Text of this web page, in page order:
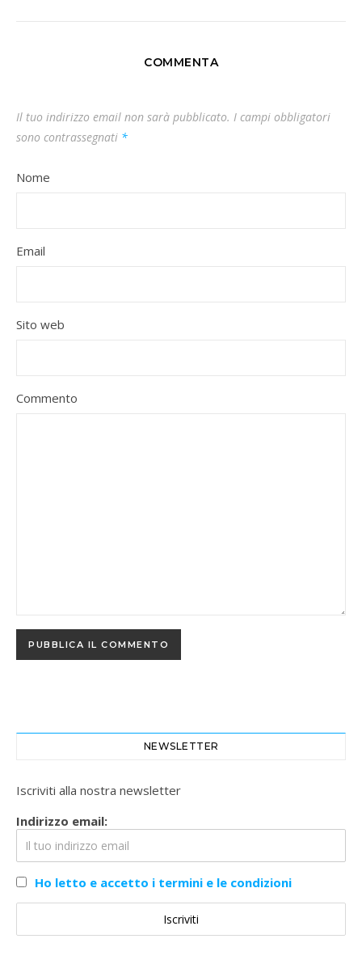
COMMENTA
Il tuo indirizzo email non sarà pubblicato. I campi obbligatori
sono contrassegnati *
Nome
Email
Sito web
Commento
NEWSLETTER
Iscriviti alla nostra newsletter
Indirizzo email:
Ho letto e accetto i termini e le condizioni